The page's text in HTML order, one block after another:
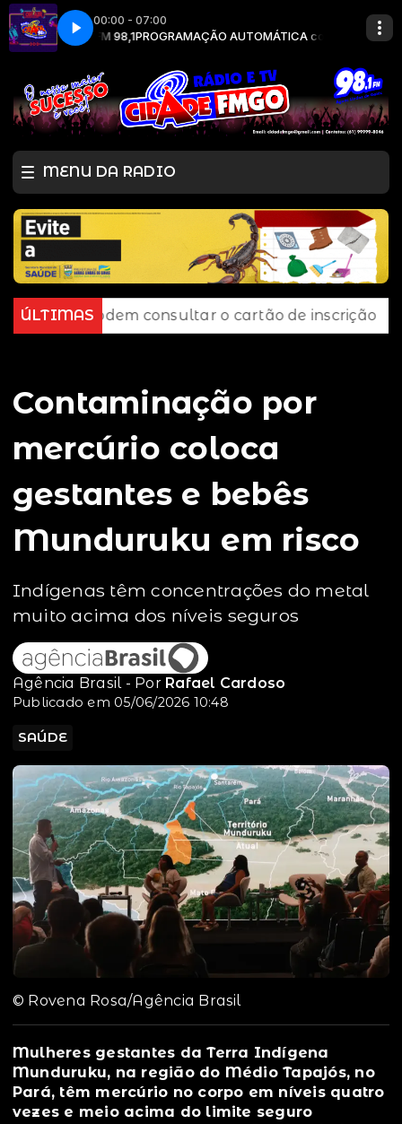
00:00 - 07:00
FM 98,1 PROGRAMAÇÃO AUTOMÁTICA com RADIO CIDADE FM 98,1
CIDADE FM
MENU DA RADIO
ÚLTIMAS
consultar o cartão de inscrição Estado de
Contaminação por
mercúrio coloca
gestantes e bebês
Munduruku em risco
Indígenas têm concentrações do metal
muito acima dos níveis seguros
Agência Brasil - Por Rafael Cardoso
Publicado em 05/06/2026 10:48
SAÚDE
© Rovena Rosa/Agência Brasil
Mulheres gestantes da Terra Indígena
Munduruku, na região do Médio Tapajós, no
Pará, têm mercúrio no corpo em níveis quatro
vezes e meio acima do limite seguro